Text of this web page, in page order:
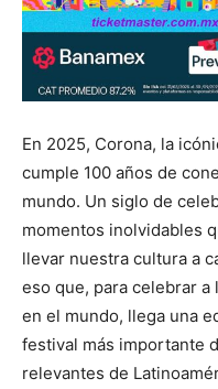
En 2025, Corona, la
cumple 100 años de
mundo. Un siglo de
momentos inolvidables
llevar nuestra cultura a
eso que, para celebrar a
en el mundo, llega una
festival más importante
relevantes de